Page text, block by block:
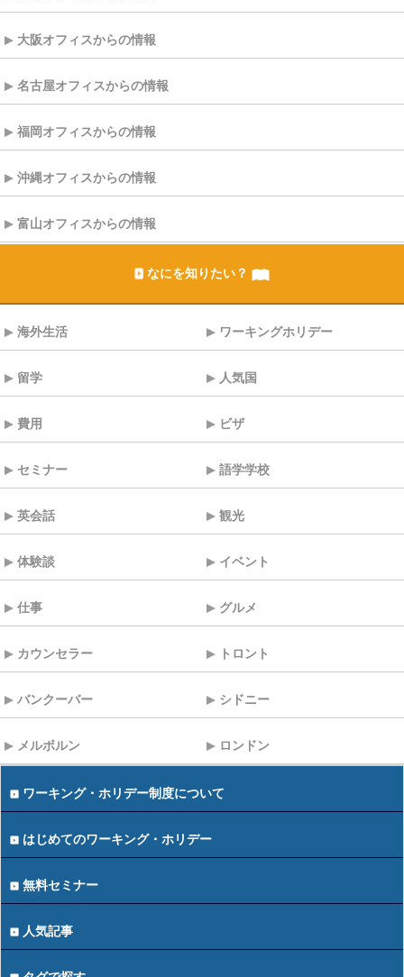
大阪オフィスからの情報
名古屋オフィスからの情報
福岡オフィスからの情報
沖縄オフィスからの情報
富山オフィスからの情報
なにを知りたい？
海外生活 ワーキングホリデー
留学 人気国
費用 ビザ
セミナー 語学学校
英会話 観光
体験談 イベント
仕事 グルメ
カウンセラー トロント
バンクーバー シドニー
メルボルン ロンドン
ワーキング・ホリデー制度について
はじめてのワーキング・ホリデー
無料セミナー
人気記事